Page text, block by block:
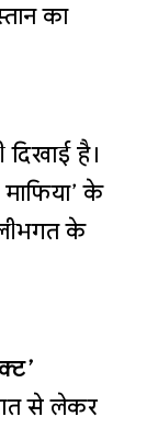
का
है।
के
के
से लेकर